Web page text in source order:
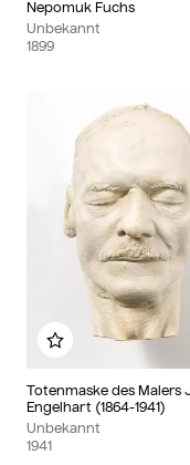
Nepomuk Fuchs
Unbekannt
1899
Totenmaske des Malers
Engelhart (1864-1941)
Unbekannt
1941
Zu meinem